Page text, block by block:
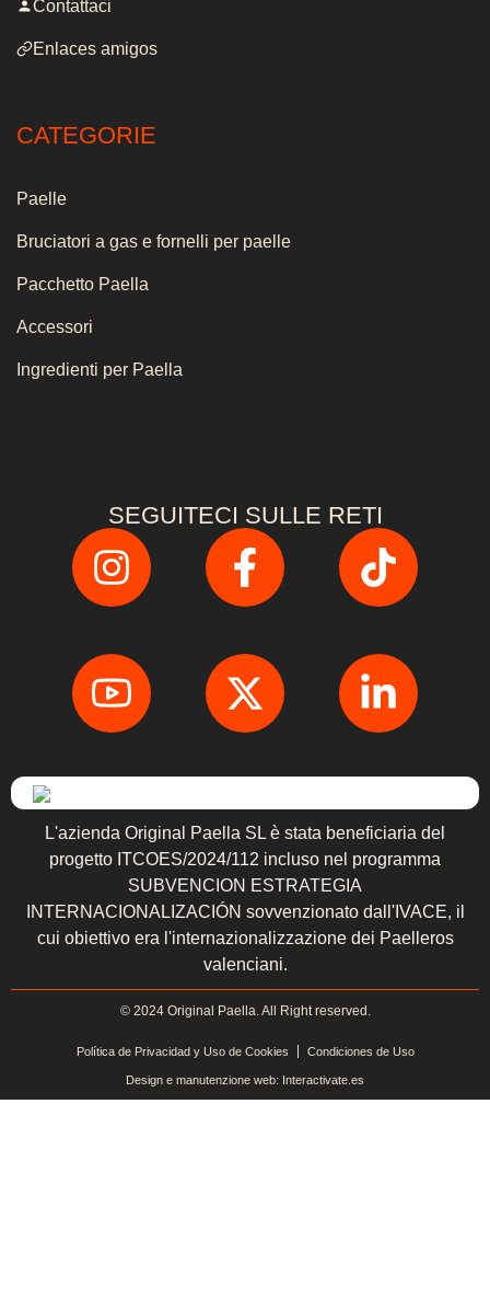
Contattaci
Enlaces amigos
CATEGORIE
Paelle
Bruciatori a gas e fornelli per paelle
Pacchetto Paella
Accessori
Ingredienti per Paella
SEGUITECI SULLE RETI
L'azienda Original Paella SL è stata beneficiaria del
progetto ITCOES/2024/112 incluso nel programma
SUBVENCION ESTRATEGIA
INTERNACIONALIZACIÓN sovvenzionato dall'IVACE, il
cui obiettivo era l'internazionalizzazione dei Paelleros
valenciani.
© 2024 Original Paella. All Right reserved.
Política de Privacidad y Uso de Cookies Condiciones de Uso
Design e manutenzione web: Interactivate.es